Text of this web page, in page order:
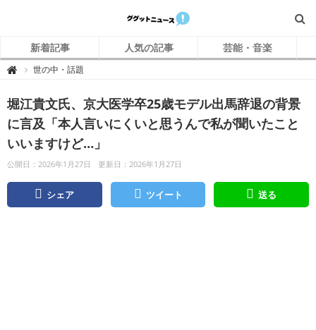
新着記事 人気の記事 芸能・音楽
 グ
ニ
ュ
ー
ス
世の中・話題
堀江貴文氏、京大医学卒25歳モデル出馬辞退の背景
に言及「本人言いにくいと思うんで私が聞いたこと
いいますけど…」
公開日：2026年1月27日 更新日：2026年1月27日
シェア ツイート 送る